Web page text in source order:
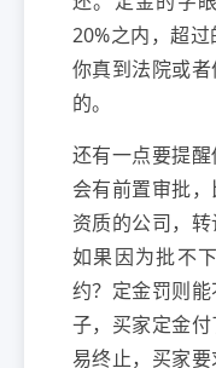
20%之内，超
你真到法院或
的。
还有一点要提
会有前置审批
资质的公司，转
如果因为批不
约？定金罚则
子，买家定金
易终止，买家